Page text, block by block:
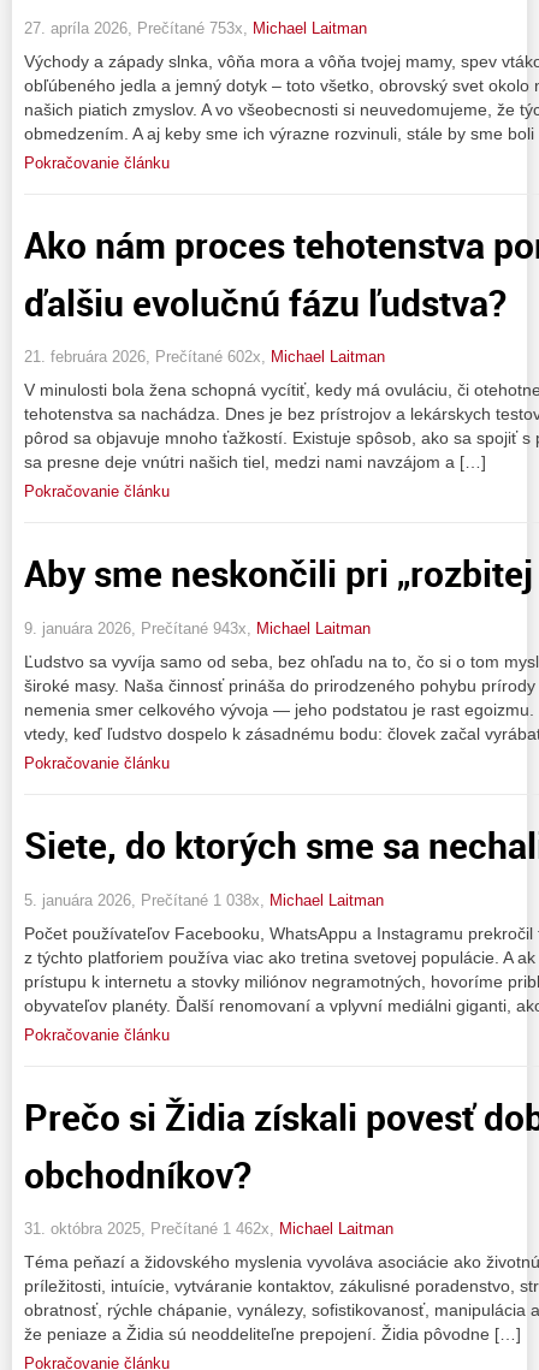
27. apríla 2026, Prečítané 753x, Michael Laitman
Východy a západy slnka, vôňa mora a vôňa tvojej mamy, spev
obľúbeného jedla a jemný dotyk – toto všetko, obrovský svet
našich piatich zmyslov. A vo všeobecnosti si neuvedomujeme, že
obmedzením. A aj keby sme ich výrazne rozvinuli, stále by sme
Pokračovanie článku
Ako nám proces tehotenstva
ďalšiu evolučnú fázu ľudstva?
21. februára 2026, Prečítané 602x, Michael Laitman
V minulosti bola žena schopná vycítiť, kedy má ovuláciu, či
tehotenstva sa nachádza. Dnes je bez prístrojov a lekárskych
pôrod sa objavuje mnoho ťažkostí. Existuje spôsob, ako sa spojiť
sa presne deje vnútri našich tiel, medzi nami navzájom a […]
Pokračovanie článku
Aby sme neskončili pri „rozbitej
9. januára 2026, Prečítané 943x, Michael Laitman
Ľudstvo sa vyvíja samo od seba, bez ohľadu na to, čo si o tom
široké masy. Naša činnosť prináša do prirodzeného pohybu
nemenia smer celkového vývoja — jeho podstatou je rast
vtedy, keď ľudstvo dospelo k zásadnému bodu: človek začal
Pokračovanie článku
Siete, do ktorých sme sa
5. januára 2026, Prečítané 1 038x, Michael Laitman
Počet používateľov Facebooku, WhatsAppu a Instagramu
z týchto platforiem používa viac ako tretina svetovej populácie. A
prístupu k internetu a stovky miliónov negramotných, hovoríme
obyvateľov planéty. Ďalší renomovaní a vplyvní mediálni giganti,
Pokračovanie článku
Prečo si Židia získali povesť
obchodníkov?
31. októbra 2025, Prečítané 1 462x, Michael Laitman
Téma peňazí a židovského myslenia vyvoláva asociácie ako
príležitosti, intuície, vytváranie kontaktov, zákulisné poradenstvo,
obratnosť, rýchle chápanie, vynálezy, sofistikovanosť, manipulácia
že peniaze a Židia sú neoddeliteľne prepojení. Židia pôvodne […]
Pokračovanie článku